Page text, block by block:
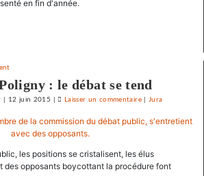
en fin d'année.
: le débat se tend
12 juin 2015 Laisser un commentaireon
état
policier
|Jura
les positions se cristalisent, les élus
des opposants boycottant la procédure font